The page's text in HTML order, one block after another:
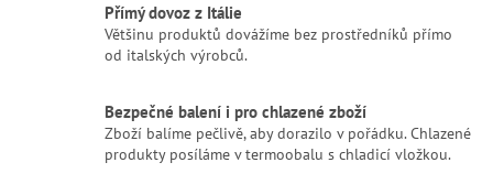
Přímý dovoz z Itálie
Většinu produktů dovážíme bez prostředníků přímo
od italských výrobců.
Bezpečné balení i pro chlazené zboží
Zboží balíme pečlivě, aby dorazilo v pořádku. Chlazené
produkty posíláme v termoobalu s chladicí vložkou.